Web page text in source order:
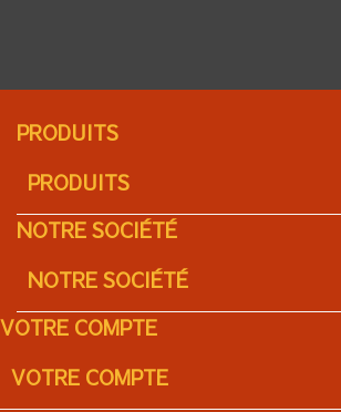
PRODUITS
PRODUITS
NOTRE SOCIÉTÉ
NOTRE SOCIÉTÉ
VOTRE COMPTE
VOTRE COMPTE